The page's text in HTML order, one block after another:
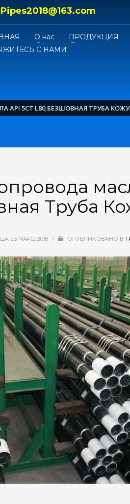
Pipes2018@163.com
О нас ПРОДУКЦИЯ
С НАМИ
API 5CT L80,БЕЗШОВНАЯ ТРУБА
Труба
23 МАРШ 2018 / ОПУБЛИКОВАНО В